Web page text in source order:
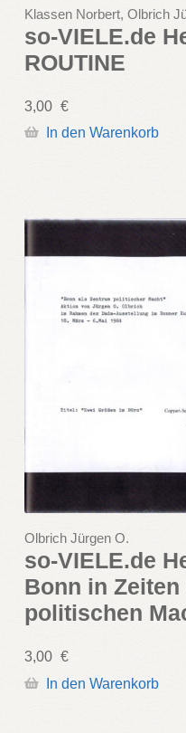
Klassen Norbert, Olbrich
so-VIELE.de
ROUTINE
3,00 €
In den Warenkorb
Olbrich Jürgen O.
so-VIELE.de
Bonn in Zeiten
politischen
3,00 €
In den Warenkorb